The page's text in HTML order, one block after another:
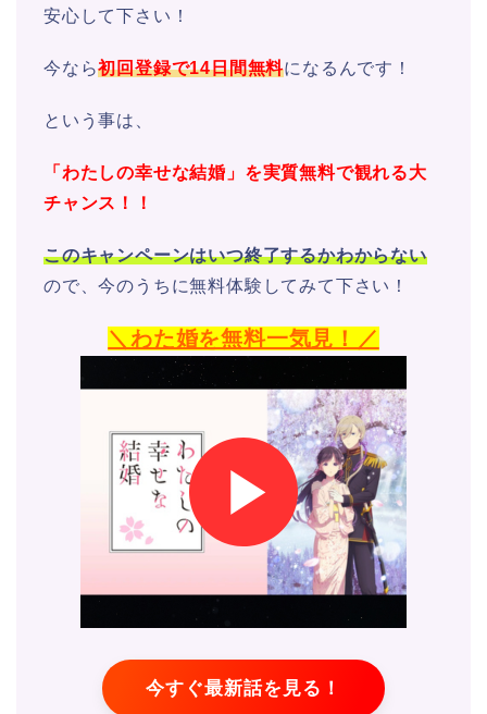
安心して下さい！
今なら初回登録で14日間無料になるんです！
という事は、
「わたしの幸せな結婚」 を実質無料で観れる大
チャンス！！
このキャンペーンはいつ終了するかわからない
ので、今のうちに無料体験してみて下さい！
＼わた婚を無料一気見！／
今すぐ最新話を見る！